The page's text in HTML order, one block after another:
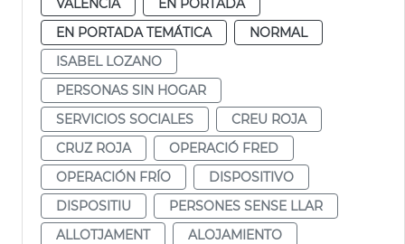
EN PORTADA TEMÁTICA
NORMAL
ISABEL LOZANO
PERSONAS SIN HOGAR
SERVICIOS SOCIALES
CREU ROJA
CRUZ ROJA
OPERACIÓ FRED
OPERACIÓN FRÍO
DISPOSITIVO
DISPOSITIU
PERSONES SENSE LLAR
ALLOTJAMENT
ALOJAMIENTO